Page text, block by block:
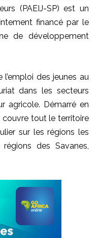
(PAEIJ-SP) est un
financé par le
de développement
des jeunes au
dans les secteurs
agricole. Démarré en
couvre tout le territoire
sur les régions les
des Savanes,